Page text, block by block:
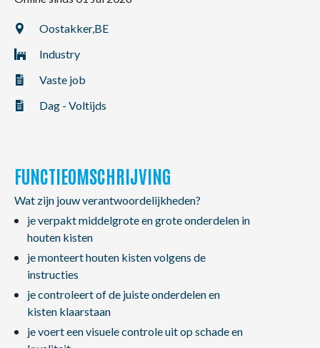
Oostakker,BE
Industry
Vaste job
Dag - Voltijds
FUNCTIEOMSCHRIJVING
Wat zijn jouw verantwoordelijkheden?
je verpakt middelgrote en grote onderdelen in
houten kisten
je monteert houten kisten volgens de
instructies
je controleert of de juiste onderdelen en
kisten klaarstaan
je voert een visuele controle uit op schade en